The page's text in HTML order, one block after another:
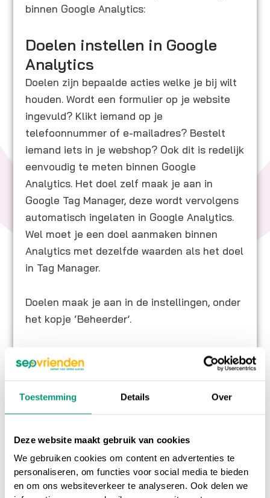
Toestemming Details Over
Deze website maakt gebruik van cookies
We gebruiken cookies om content en advertenties te
personaliseren, om functies voor social media te bieden
en om ons websiteverkeer te analyseren. Ook delen we
binnen Google Analytics:
Doelen instellen in Google
Analytics
Doelen zijn bepaalde acties welke je bij wilt
houden. Wordt een formulier op je website
ingevuld? Klikt iemand op je
telefoonnummer of e-mailadres? Bestelt
iemand iets in je webshop? Ook dit is redelijk
eenvoudig te meten binnen Google
Analytics. Het doel zelf maak je aan in
Google Tag Manager, deze wordt vervolgens
automatisch ingelaten in Google Analytics.
Wel moet je een doel aanmaken binnen
Analytics met dezelfde waarden als het doel
in Tag Manager.
Doelen maak je aan in de instellingen, onder
het kopje ‘Beheerder’.
Filters toepassen
Wat veel gebruikers vergeten, is het
een hoop bezoekers zien in Analytics. Dit
geeft een vertekend beeld, aangezien je zelf
die bezoeker bent. Door je eigenIP adresuit
te sluiten, worden je eigen bezoeken aan de